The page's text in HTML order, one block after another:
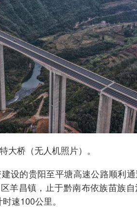
桥（无人机照片）。
的贵阳至平塘高速公路顺利通
羊昌镇，止于黔南布依族苗族
速100公里。